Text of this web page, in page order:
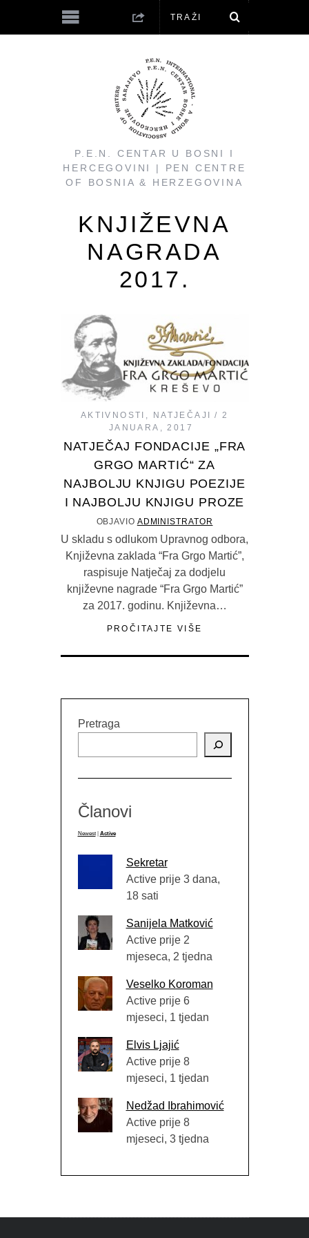
P.E.N. CENTAR U BOSNI I
HERCEGOVINI | PEN CENTRE
OF BOSNIA & HERZEGOVINA
KNJIŽEVNA
NAGRADA
2017.
AKTIVNOSTI NATJEČAJI
2
JANUARA, 2017
NATJEČAJ FONDACIJE „FRA
GRGO MARTIĆ“ ZA
NAJBOLJU KNJIGU POEZIJE
I NAJBOLJU KNJIGU PROZE
OBJAVIO ADMINISTRATOR
U skladu s odlukom Upravnog odbora,
Književna zaklada “Fra Grgo Martić”,
raspisuje Natječaj za dodjelu
književne nagrade “Fra Grgo Martić”
za 2017. godinu. Književna…
PROČITAJTE VIŠE
Pretraga
Članovi
Newest | Active
Sekretar
Active prije 3 dana,
18 sati
Sanijela Matković
Active prije 2
mjeseca, 2 tjedna
Veselko Koroman
Active prije 6
mjeseci, 1 tjedan
Elvis Ljajić
Active prije 8
mjeseci, 1 tjedan
Nedžad Ibrahimović
Active prije 8
mjeseci, 3 tjedna